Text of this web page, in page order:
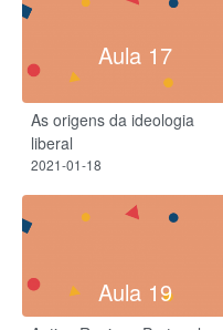
Aula 17
As origens da ideologia
liberal
2021-01-18
Aula 19